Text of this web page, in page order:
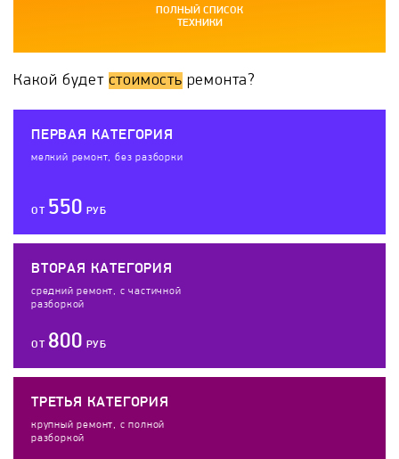
ПОЛНЫЙ СПИСОК
ТЕХНИКИ
Какой будет стоимость ремонта?
ПЕРВАЯ КАТЕГОРИЯ
мелкий ремонт, без разборки
ОТ 550 РУБ
ВТОРАЯ КАТЕГОРИЯ
средний ремонт, с частичной
разборкой
ОТ 800 РУБ
ТРЕТЬЯ КАТЕГОРИЯ
крупный ремонт, с полной
разборкой